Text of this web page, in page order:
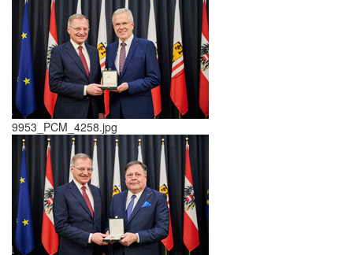
9953_PCM_4258.jpg